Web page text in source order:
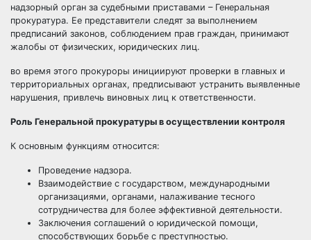
надзорный орган за судебными приставами – Генеральная
прокуратура. Ее представители следят за выполнением
предписаний законов, соблюдением прав граждан, принимают
жалобы от физических, юридических лиц.
во время этого прокуроры инициируют проверки в главных и
территориальных органах, предписывают устранить выявленные
нарушения, привлечь виновных лиц к ответственности.
Роль Генеральной прокуратуры в осуществлении контроля
К основным функциям относится:
Проведение надзора.
Взаимодействие с государством, международными
организациями, органами, налаживание тесного
сотрудничества для более эффективной деятельности.
Заключения соглашений о юридической помощи,
способствующих борьбе с преступностью.